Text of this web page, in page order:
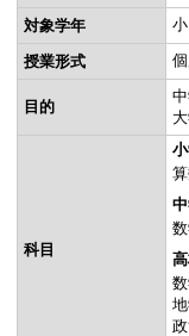
対象学年
授業形式
目的
科目